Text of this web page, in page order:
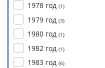
1978 год (1)
1979 год (3)
1980 год (1)
1982 год (1)
1983 год (6)